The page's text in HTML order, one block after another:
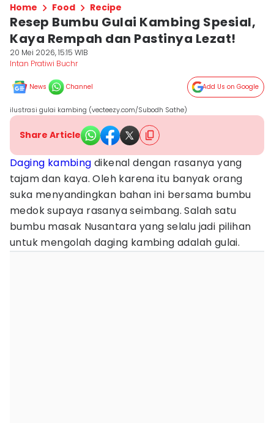
Home Food Recipe
Resep Bumbu Gulai Kambing Spesial,
Kaya Rempah dan Pastinya Lezat!
20 Mei 2026, 15:15 WIB
Intan Pratiwi Buchr
News Channel Add Us on Google
ilustrasi gulai kambing (vecteezy.com/Subodh Sathe)
Share Article
Daging kambing dikenal dengan rasanya yang
tajam dan kaya. Oleh karena itu banyak orang
suka menyandingkan bahan ini bersama bumbu
medok supaya rasanya seimbang. Salah satu
bumbu masak Nusantara yang selalu jadi pilihan
untuk mengolah daging kambing adalah gulai.